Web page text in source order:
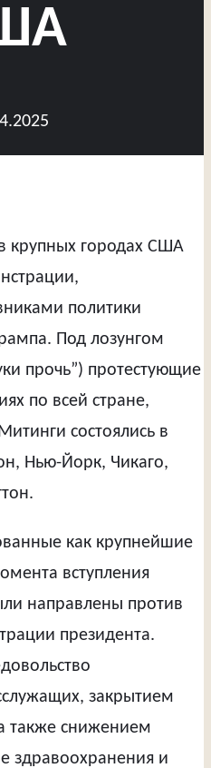
крупных городах США
политики
Под лозунгом
прочь”) протестующие
по всей стране,
состоялись в
Нью-Йорк, Чикаго,
как крупнейшие
вступления
направлены против
президента.
закрытием
также снижением
здравоохранения и